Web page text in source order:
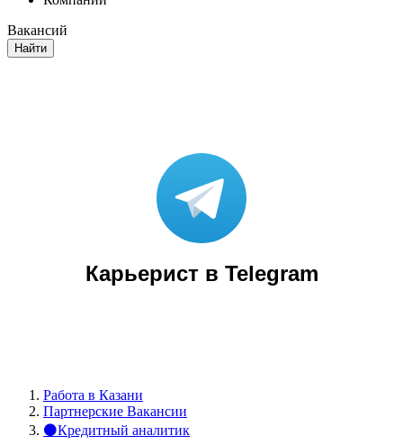
Вакансий
Найти
Карьерист в Telegram
Работа в Казани
Партнерские Вакансии
⚫Кредитный аналитик